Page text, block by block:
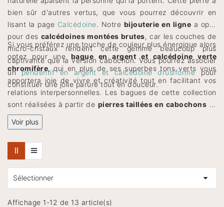
bien sûr d'autres vertus, que vous pourrez découvrir en
lisant la page Calcédoine. Notre bijouterie en ligne a opté
pour des calcédoines montées brutes, car les couches de
micro-cristaux rendent cette gemme beaucoup plus
captivante que la version cabochon. Vous pourrez associer
unpendentif en argent et calcédoine drusiformepour
constituer une jolie parure tout en douceur.
Si vous préférez une touche de couleur plus énergique alors
optez pour une bague en argent et calcédoine verte
chromifère, qui en plus de ses superbes tons verts vous
apportera joie de vivre et créativité tout en facilitant vos
relations interpersonnelles. Les bagues de cette collection
sont réalisées à partir de pierres taillées en cabochons et
sont résolument modernes avec leurs montures
minimalistes.
Voir plus
Sélectionner 
Affichage 1-12 de 13 article(s)